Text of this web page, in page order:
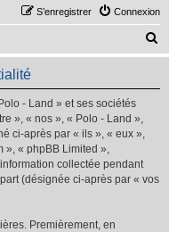
Connexion
S’enregistrer
e
- Land » et ses sociétés
», « nos », « Polo - Land »,
ci-après par « ils », « eux »,
», « phpBB Limited »,
collectée pendant
(désignée ci-après par « vos
Premièrement, en